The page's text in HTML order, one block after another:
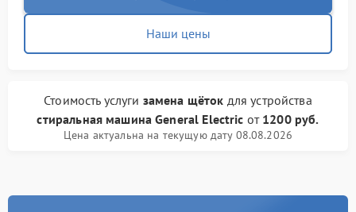
Наши цены
Стоимость услуги замена щёток для устройства
стиральная машина General Electric от 1200 руб.
Цена актуальна на текущую дату 08.08.2026